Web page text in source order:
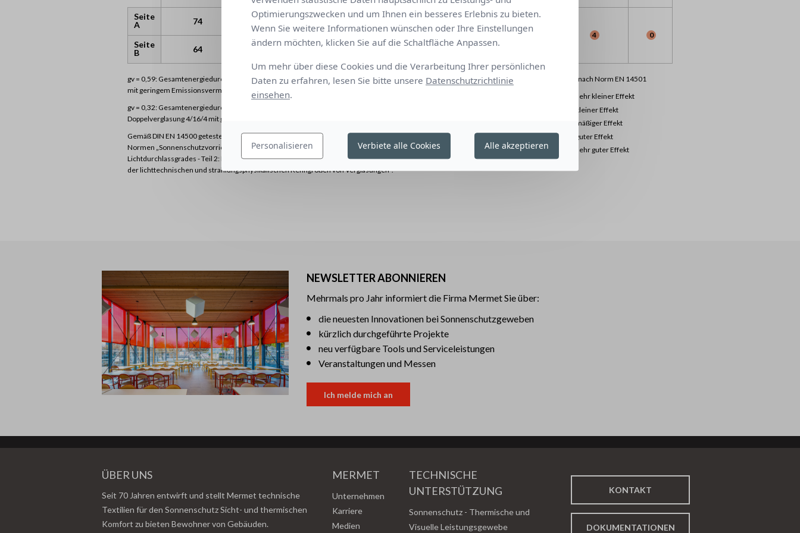
Seite
A
74 0.25 2 0.11
0 4 0
Seite
B
64 0.30 0.14
gv = 0,59: Gesamtenergiedurchlassgrad der Referenzverglasung (C), Argon-gefüllte Doppelverglasung 4/16/4
mit geringem Emissionsvermögen (Wärmedurchgangskoeffizient U = 1,2 W/m² K).
gv = 0,32: Gesamtenergiedurchlassgrad der Referenzverglasung (D), Argon-gefüllte reflektierende
Doppelverglasung 4/16/4 mit geringem Emissionsvermögen (Wärmedurchgangskoeffizient U = 1,1W/m² K).
Gemäß DIN EN 14500 getestete Proben zur Festlegung von Mess- und Berechnungsverfahren mit Bezug auf die
Normen „Sonnenschutzvorrichtungen in Kombination mit einer Verglasung – Berechnung des Energie- und
Lichtdurchlassgrades - Teil 2: EN 13363-2 detaillierte Methode“ und EN 410 „Glas im Bauwesen Bestimmung
der lichttechnischen und strahlungsphysikalischen Kenngrößen von Verglasungen“.
Komfortklassifizierung nach Norm EN 14501
sehr kleiner Effekt
kleiner Effekt
mäßiger Effekt
guter Effekt
sehr guter Effekt
NEWSLETTER ABONNIEREN
Mehrmals pro Jahr informiert die Firma Mermet Sie über:
die neuesten Innovationen bei Sonnenschutzgeweben
kürzlich durchgeführte Projekte
neu verfügbare Tools und Serviceleistungen
Veranstaltungen und Messen
Ich melde mich an
ÜBER UNS
Seit 70 Jahren entwirft und stellt Mermet technische
Textilien für den Sonnenschutz Sicht- und thermischen
Komfort zu bieten Bewohner von Gebäuden.
MERMET
Unternehmen
Karriere
Medien
TECHNISCHE
UNTERSTÜTZUNG
Sonnenschutz - Thermische und
Visuelle Leistungsgewebe
KONTAKT
DOKUMENTATIONEN
Optimierungszwecken und um Ihnen ein besseres Erlebnis zu bieten.
Wenn Sie weitere Informationen wünschen oder Ihre Einstellungen
ändern möchten, klicken Sie auf die Schaltfläche Anpassen.
Um mehr über diese Cookies und die Verarbeitung Ihrer persönlichen
Daten zu erfahren, lesen Sie bitte unsere Datenschutzrichtlinie
einsehen.
Personalisieren Verbiete alle Cookies Alle akzeptieren